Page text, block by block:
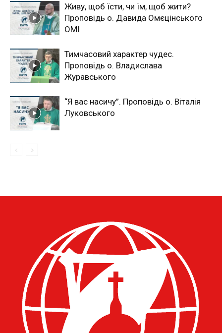
Живу, щоб їсти, чи їм, щоб жити?
Проповідь о. Давида Омєцінського
ОМІ
Тимчасовий характер чудес.
Проповідь о. Владислава
Журавського
“Я вас насичу”. Проповідь о. Віталія
Луковського